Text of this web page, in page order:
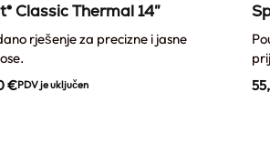
Classic Thermal 14″
rješenje za precizne i jasne
€PDV je uključen